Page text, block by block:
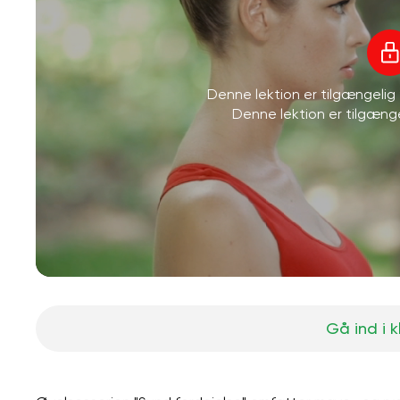
Denne lektion er tilgængelig
Denne lektion er
Gå ind i